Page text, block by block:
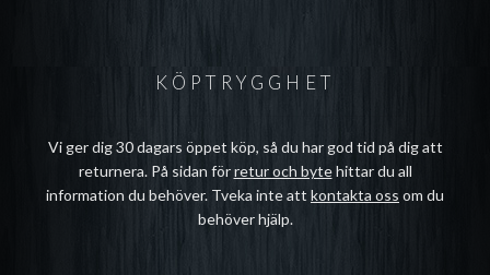
KÖPTRYGGHET
Vi ger dig 30 dagars öppet köp, så du har god tid på dig att
returnera. På sidan förretur och bytehittar du all
information du behöver. Tveka inte att kontakta oss om du
behöver hjälp.